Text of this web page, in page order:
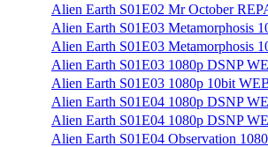
Alien Earth S01E02 Mr October
Alien Earth S01E03 Metamorphosis
Alien Earth S01E03 Metamorphosis
Alien Earth S01E03 1080p DSNP
Alien Earth S01E03 1080p 10bit
Alien Earth S01E04 1080p DSNP
Alien Earth S01E04 1080p DSNP
Alien Earth S01E04 Observation